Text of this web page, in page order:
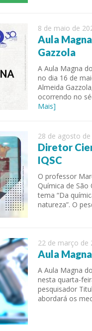
8 de maio de
Aula
Gazzola
A Aula Magna
no dia 16 de
Almeida
ocorrendo no
Mais]
28 de agosto de
Diretor
IQSC
O professor
Química de São
tema “Da
natureza”. O
22 de março de
Aula
A Aula Magna
nesta quarta-
pesquisador
abordará os
Sustainable Energy